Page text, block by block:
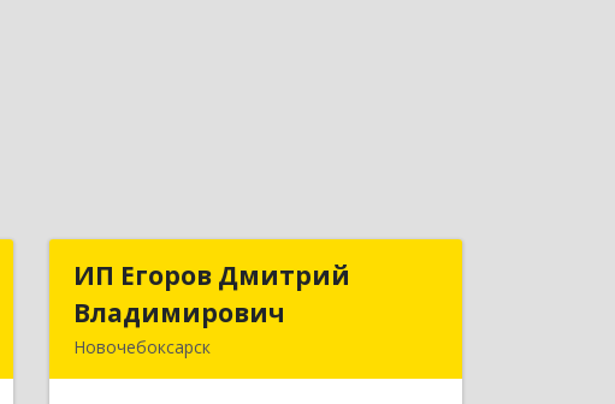
ИП Егоров Дмитрий
Владимирович
Новочебоксарск
ИП Егоров Дмитрий
Владимирович